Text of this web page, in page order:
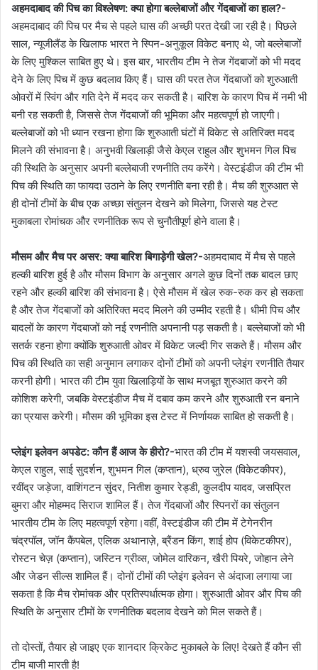
अहमदाबाद की पिच का विश्लेषण: क्या होगा बल्लेबाजों और गेंदबाजों का हाल?-
अहमदाबाद की पिच पर मैच से पहले घास की अच्छी परत देखी जा रही है। पिछले
साल, न्यूजीलैंड के खिलाफ भारत ने स्पिन-अनुकूल विकेट बनाए थे, जो बल्लेबाजों
के लिए मुश्किल साबित हुए थे। इस बार, भारतीय टीम ने तेज गेंदबाजों को भी मदद
देने के लिए पिच में कुछ बदलाव किए हैं। घास की परत तेज गेंदबाजों को शुरुआती
ओवरों में स्विंग और गति देने में मदद कर सकती है। बारिश के कारण पिच में नमी भी
बनी रह सकती है, जिससे तेज गेंदबाजों की भूमिका और महत्वपूर्ण हो जाएगी।
बल्लेबाजों को भी ध्यान रखना होगा कि शुरुआती घंटों में विकेट से अतिरिक्त मदद
मिलने की संभावना है। अनुभवी खिलाड़ी जैसे केएल राहुल और शुभमन गिल पिच
की स्थिति के अनुसार अपनी बल्लेबाजी रणनीति तय करेंगे। वेस्टइंडीज की टीम भी
पिच की स्थिति का फायदा उठाने के लिए रणनीति बना रही है। मैच की शुरुआत से
ही दोनों टीमों के बीच एक अच्छा संतुलन देखने को मिलेगा, जिससे यह टेस्ट
मुकाबला रोमांचक और रणनीतिक रूप से चुनौतीपूर्ण होने वाला है।
मौसम और मैच पर असर: क्या बारिश बिगाड़ेगी खेल?-अहमदाबाद में मैच से पहले
हल्की बारिश हुई है और मौसम विभाग के अनुसार अगले कुछ दिनों तक बादल छाए
रहने और हल्की बारिश की संभावना है। ऐसे मौसम में खेल रुक-रुक कर हो सकता
है और तेज गेंदबाजों को अतिरिक्त मदद मिलने की उम्मीद रहती है। धीमी पिच और
बादलों के कारण गेंदबाजों को नई रणनीति अपनानी पड़ सकती है। बल्लेबाजों को भी
सतर्क रहना होगा क्योंकि शुरुआती ओवर में विकेट जल्दी गिर सकते हैं। मौसम और
पिच की स्थिति का सही अनुमान लगाकर दोनों टीमों को अपनी प्लेइंग रणनीति तैयार
करनी होगी। भारत की टीम युवा खिलाड़ियों के साथ मजबूत शुरुआत करने की
कोशिश करेगी, जबकि वेस्टइंडीज मैच में दबाव कम करने और शुरुआती रन बनाने
का प्रयास करेगी। मौसम की भूमिका इस टेस्ट में निर्णायक साबित हो सकती है।
प्लेइंग इलेवन अपडेट: कौन हैं आज के हीरो?-भारत की टीम में यशस्वी जयसवाल,
केएल राहुल, साई सुदर्शन, शुभमन गिल (कप्तान), ध्रुव जुरेल (विकेटकीपर),
रवींद्र जड़ेजा, वाशिंगटन सुंदर, नितीश कुमार रेड्डी, कुलदीप यादव, जसप्रित
बुमरा और मोहम्मद सिराज शामिल हैं। तेज गेंदबाजों और स्पिनरों का संतुलन
भारतीय टीम के लिए महत्वपूर्ण रहेगा।वहीं, वेस्टइंडीज की टीम में टेगेनरीन
चंद्रपॉल, जॉन कैंपबेल, एलिक अथानाज़े, ब्रैंडन किंग, शाई होप (विकेटकीपर),
रोस्टन चेज़ (कप्तान), जस्टिन ग्रीव्स, जोमेल वारिकन, खैरी पियरे, जोहान लेने
और जेडन सील्स शामिल हैं। दोनों टीमों की प्लेइंग इलेवन से अंदाजा लगाया जा
सकता है कि मैच रोमांचक और प्रतिस्पर्धात्मक होगा। शुरुआती ओवर और पिच की
स्थिति के अनुसार टीमों के रणनीतिक बदलाव देखने को मिल सकते हैं।
तो दोस्तों, तैयार हो जाइए एक शानदार क्रिकेट मुकाबले के लिए! देखते हैं कौन सी
टीम बाजी मारती है!